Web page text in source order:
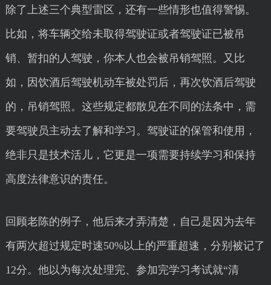
除了上述三个典型雷区，还有一些情形也值得警惕。
比如，将车辆交给未取得驾驶证或者驾驶证已被吊
销、暂扣的人驾驶，你本人也会被吊销驾照。又比
如，因饮酒后驾驶机动车被处罚后，再次饮酒后驾驶
的，吊销驾照。这些规定都散见在不同的法条中，需
要驾驶员主动去了解和学习。驾驶证的保管和使用，
绝非只是技术活儿，它更是一项需要持续学习和保持
高度法律意识的责任。
回顾老陈的例子，他后来才弄清楚，自己是因为去年
有两次超过规定时速50%以上的严重超速，分别被记了
12分。他以为每次处理完、参加完学习考试就“清